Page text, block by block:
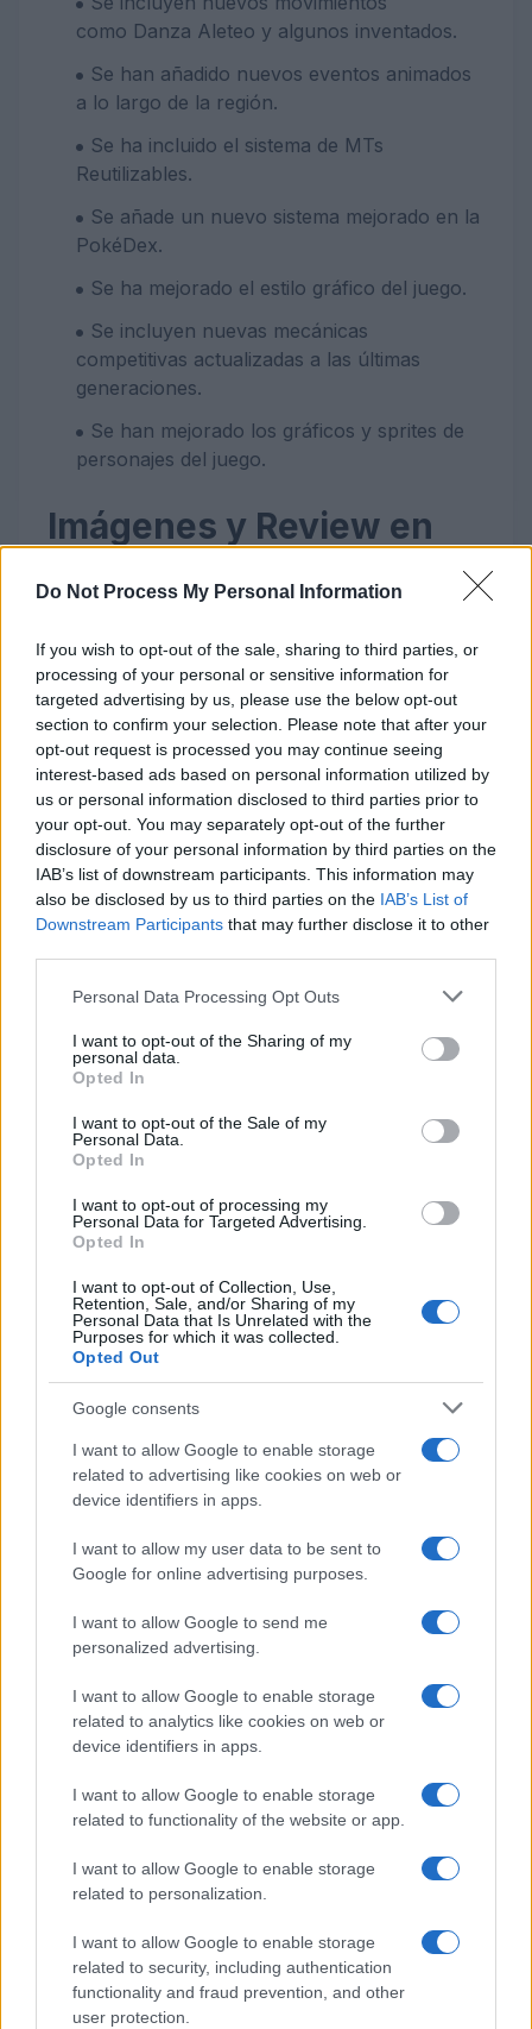
Do Not Process My Personal Information
If you wish to opt-out of the sale, sharing to third parties, or
processing of your personal or sensitive information for
targeted advertising by us, please use the below opt-out
section to confirm your selection. Please note that after your
opt-out request is processed you may continue seeing
interest-based ads based on personal information utilized by
us or personal information disclosed to third parties prior to
your opt-out. You may separately opt-out of the further
disclosure of your personal information by third parties on the
IAB’s list of downstream participants. This information may
also be disclosed by us to third parties on the IAB’s List of
Downstream Participants that may further disclose it to other
Please note that this website/app uses one or more Google
not limited to your visit or usage behaviour. You may click to
grant or deny consent to Google and its third-party tags to
use your data for below specified purposes in below Google
consent section.
Personal Data Processing Opt Outs
I want to opt-out of the Sharing of my
personal data.
Opted In
I want to opt-out of the Sale of my
Personal Data.
Opted In
I want to opt-out of processing my
Personal Data for Targeted Advertising.
Opted In
I want to opt-out of Collection, Use,
Retention, Sale, and/or Sharing of my
Personal Data that Is Unrelated with the
Purposes for which it was collected.
Opted Out
Google consents
I want to allow Google to enable storage
related to advertising like cookies on web or
device identifiers in apps.
I want to allow my user data to be sent to
Google for online advertising purposes.
I want to allow Google to send me
personalized advertising.
I want to allow Google to enable storage
related to analytics like cookies on web or
device identifiers in apps.
I want to allow Google to enable storage
related to functionality of the website or app.
I want to allow Google to enable storage
related to personalization.
I want to allow Google to enable storage
related to security, including authentication
functionality and fraud prevention, and other
user protection.
como Danza Aleteo y algunos inventados.
Se han añadido nuevos eventos animados
a lo largo de la región.
Se ha incluido el sistema de MTs
Reutilizables.
Se añade un nuevo sistema mejorado en la
PokéDex.
Se ha mejorado el estilo gráfico del juego.
Se incluyen nuevas mecánicas
competitivas actualizadas a las últimas
generaciones.
Se han mejorado los gráficos y sprites de
personajes del juego.
Imágenes y Review en
Vídeo